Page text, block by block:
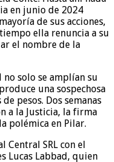
en junio de 2024
de sus acciones,
ella renuncia a su
el nombre de la
no solo se amplían su
una sospechosa
pesos. Dos semanas
a la Justicia, la firma
polémica en Pilar.
Central SRL con el
Lucas Labbad, quien